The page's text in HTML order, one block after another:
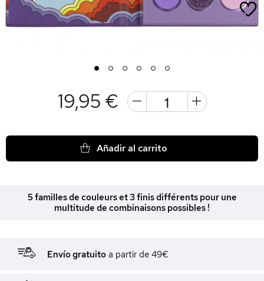
1 2 3 4 5 6
19,95 €
Añadir al carrito
5 familles de couleurs et 3 finis différents pour une
multitude de combinaisons possibles !
Envío gratuito a partir de 49€